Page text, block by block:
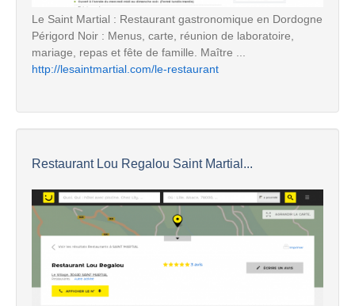
Le Saint Martial : Restaurant gastronomique en Dordogne
Périgord Noir : Menus, carte, réunion de laboratoire,
mariage, repas et fête de famille. Maître ...
http://lesaintmartial.com/le-restaurant
Restaurant Lou Regalou Saint Martial...